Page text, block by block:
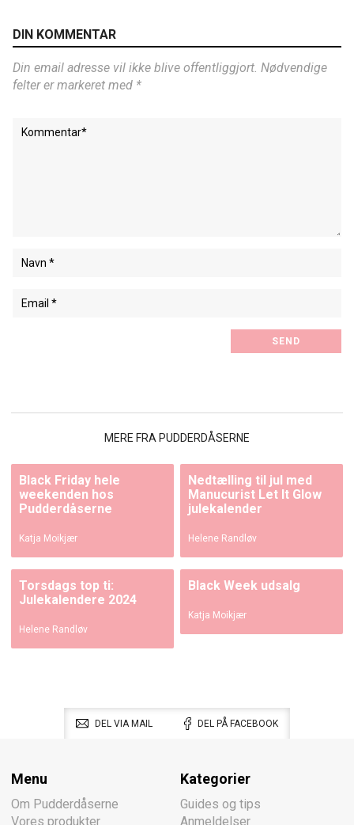
DIN KOMMENTAR
Din email adresse vil ikke blive offentliggjort. Nødvendige
felter er markeret med *
MERE FRA PUDDERDÅSERNE
Black Friday hele
weekenden hos
Pudderdåserne
Katja Moikjær
Nedtælling til jul med
Manucurist Let It Glow
julekalender
Helene Randløv
Torsdags top ti:
Julekalendere 2024
Helene Randløv
Black Week udsalg
Katja Moikjær
DEL VIA MAIL DEL PÅ FACEBOOK
Menu
Om Pudderdåserne
Vores produkter
Kategorier
Guides og tips
Anmeldelser